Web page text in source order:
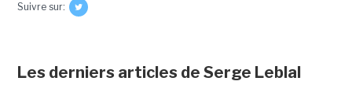
Suivre sur:
Les derniers articles de Serge Leblal